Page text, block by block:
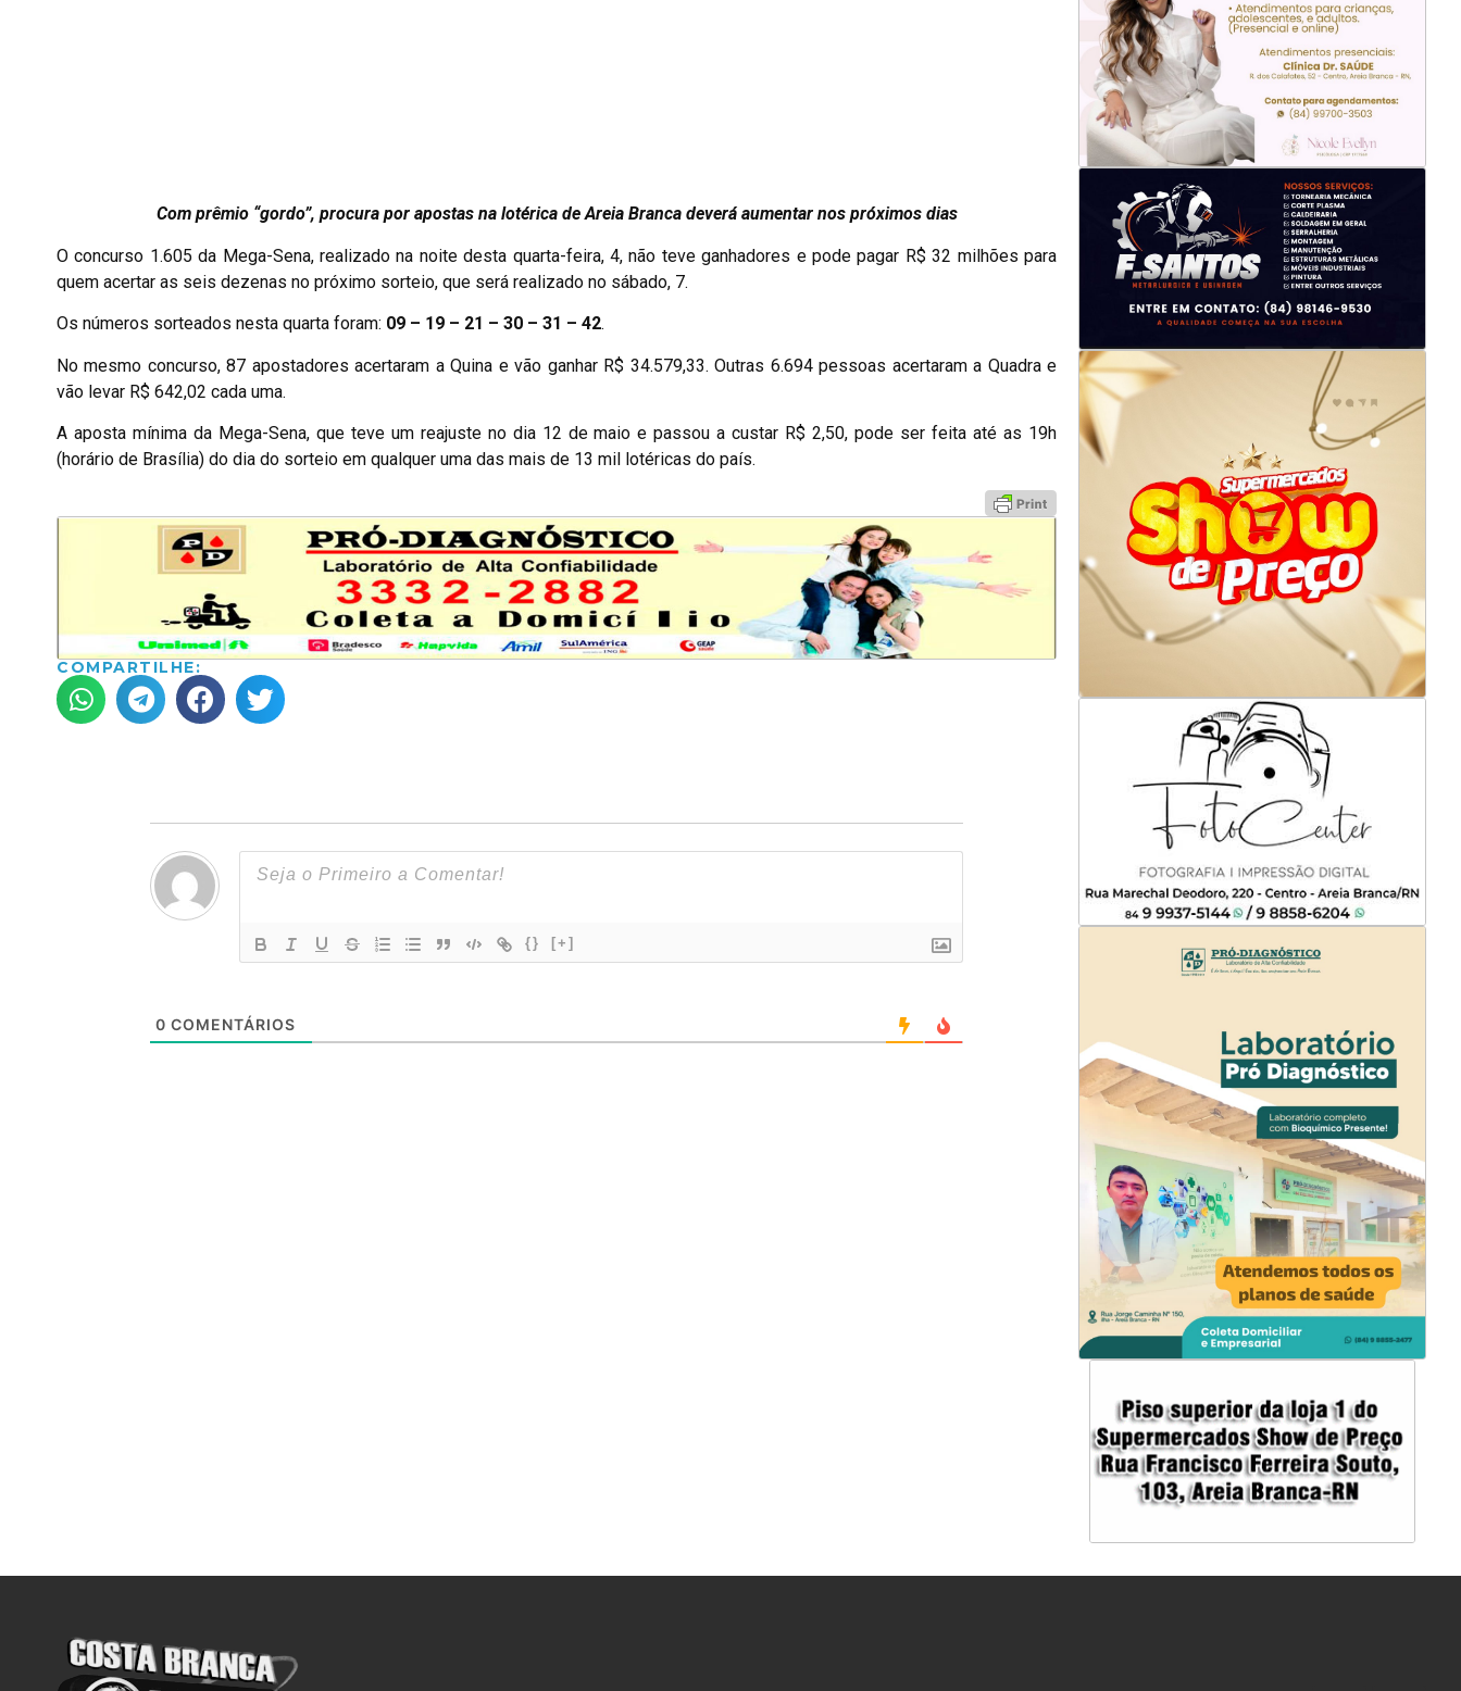
Com prêmio “gordo”, procura por apostas na lotérica de Areia Branca deverá aumentar nos próximos dias
O concurso 1.605 da Mega-Sena, realizado na noite desta quarta-feira, 4, não teve ganhadores e pode pagar R$ 32 milhões para
quem acertar as seis dezenas no próximo sorteio, que será realizado no sábado, 7.
Os números sorteados nesta quarta foram: 09 – 19 – 21 – 30 – 31 – 42.
No mesmo concurso, 87 apostadores acertaram a Quina e vão ganhar R$ 34.579,33. Outras 6.694 pessoas acertaram a Quadra e
vão levar R$ 642,02 cada uma.
A aposta mínima da Mega-Sena, que teve um reajuste no dia 12 de maio e passou a custar R$ 2,50, pode ser feita até as 19h
(horário de Brasília) do dia do sorteio em qualquer uma das mais de 13 mil lotéricas do país.
COMPARTILHE:
{} [+]
0 COMENTÁRIOS